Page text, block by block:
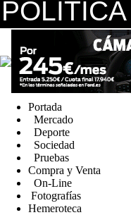
replica watches canada
Portada
Mercado
Deporte
Sociedad
Pruebas
Compra y Venta
On-Line
Fotografías
Hemeroteca